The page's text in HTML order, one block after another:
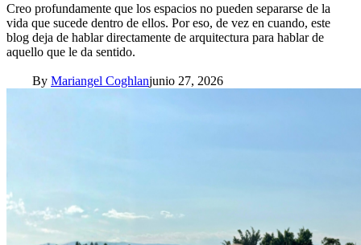
Creo profundamente que los espacios no pueden separarse de la
vida que sucede dentro de ellos. Por eso, de vez en cuando, este
blog deja de hablar directamente de arquitectura para hablar de
aquello que le da sentido.
By Mariangel Coghlanjunio 27, 2026